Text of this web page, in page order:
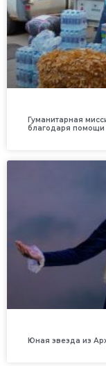
Гуманитарная
благодаря помощи
Юная звезда из